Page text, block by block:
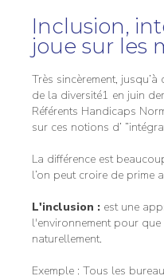
Inclusion,
joue sur les
Très sincèrement,
de la diversité1 en juin
Référents Handicaps
sur ces notions d’
La différence est
l’on peut croire de prime
L'inclusion : est une
l'environnement pour
naturellement.
Exemple : Tous les